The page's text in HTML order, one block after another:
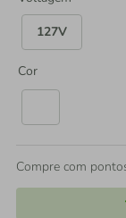
127V
Cor
Compre com